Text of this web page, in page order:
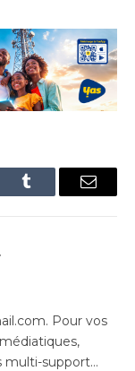
Tumblr Email
Pour vos
multi-support…